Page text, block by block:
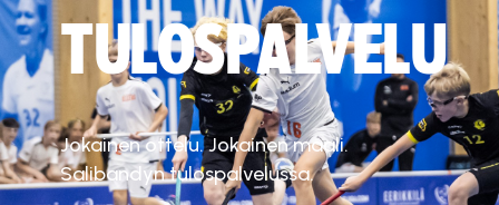
TULOSPALVELU
Jokainen ottelu. Jokainen maali.
Salibandyn tulospalvelussa.